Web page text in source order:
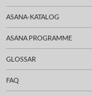
ASANA-KATALOG
ASANA PROGRAMME
GLOSSAR
FAQ